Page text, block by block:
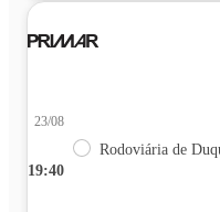
19:40
23/08
Rodoviária de